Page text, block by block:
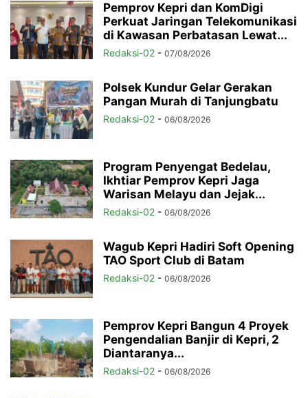
Pemprov Kepri dan KomDigi
Perkuat Jaringan Telekomunikasi
di Kawasan Perbatasan Lewat...
Redaksi-02 - 07/08/2026
Polsek Kundur Gelar Gerakan
Pangan Murah di Tanjungbatu
Redaksi-02 - 06/08/2026
Program Penyengat Bedelau,
Ikhtiar Pemprov Kepri Jaga
Warisan Melayu dan Jejak...
Redaksi-02 - 06/08/2026
Wagub Kepri Hadiri Soft Opening
TAO Sport Club di Batam
Redaksi-02 - 06/08/2026
Pemprov Kepri Bangun 4 Proyek
Pengendalian Banjir di Kepri, 2
Diantaranya...
Redaksi-02 - 06/08/2026